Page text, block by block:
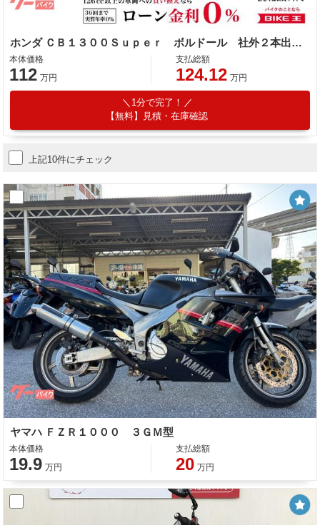
ホンダ ＣＢ１３００Ｓｕｐｅｒ ボルドール 社外２本出しマフラー
本体価格
112 万円
支払総額
124.12 万円
1分で完了！
【無料】見積・在庫確認
上記10件にチェック
ヤマハ ＦＺＲ１０００ ３ＧＭ型
本体価格
19.9 万円
支払総額
20 万円